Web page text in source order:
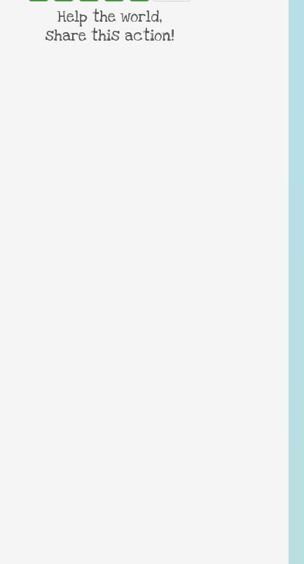
Help the world,
share this action!